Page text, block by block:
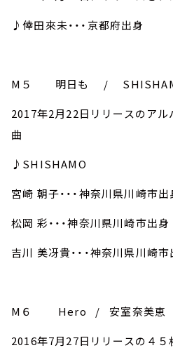
♪倖田來未・・・京都府出身
M５ 明日も /
2017年2月22日リリースのアル
曲
♪SHISHAMO
宮崎 朝子・・・神奈川県川崎市出
松岡 彩・・・神奈川県川崎市出身
吉川 美冴貴・・・神奈川県川崎市
M６ Hero / 安室奈美恵
2016年7月27日リリースの４５